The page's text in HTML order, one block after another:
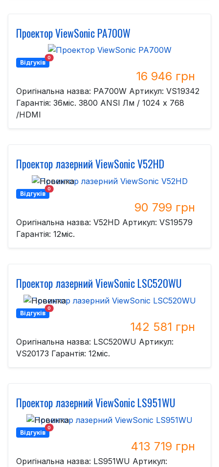
Проектор ViewSonic PA700W
Відгуків
0
16 946 грн
Оригінальна назва: PA700W Артикул: VS19342
Гарантія: 36міс. 3800 ANSI Лм / 1024 x 768
/HDMI
Проектор лазерний ViewSonic V52HD
Відгуків
0
90 799 грн
Оригінальна назва: V52HD Артикул: VS19579
Гарантія: 12міс.
Проектор лазерний ViewSonic LSC520WU
Відгуків
0
142 581 грн
Оригінальна назва: LSC520WU Артикул:
VS20173 Гарантія: 12міс.
Проектор лазерний ViewSonic LS951WU
Відгуків
0
413 719 грн
Оригінальна назва: LS951WU Артикул: